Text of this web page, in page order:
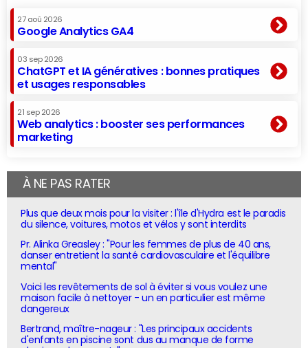
27 aoû 2026
Google Analytics GA4
03 sep 2026
ChatGPT et IA génératives : bonnes pratiques
et usages responsables
21 sep 2026
Web analytics : booster ses performances
marketing
À NE PAS RATER
Plus que deux mois pour la visiter : l'île d'Hydra est le paradis
du silence, voitures, motos et vélos y sont interdits
Pr. Alinka Greasley : "Pour les femmes de plus de 40 ans,
danser entretient la santé cardiovasculaire et l'équilibre
mental"
Voici les revêtements de sol à éviter si vous voulez une
maison facile à nettoyer - un en particulier est même
dangereux
Bertrand, maître-nageur : "Les principaux accidents
d'enfants en piscine sont dus au manque de forme